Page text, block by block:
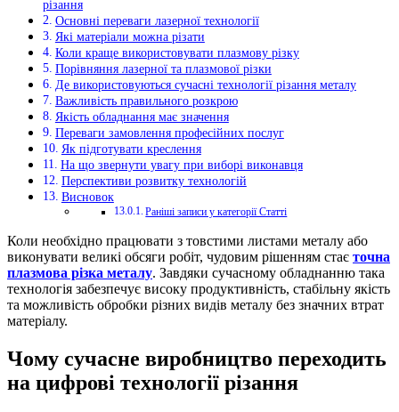
різання
Основні переваги лазерної технології
Які матеріали можна різати
Коли краще використовувати плазмову різку
Порівняння лазерної та плазмової різки
Де використовуються сучасні технології різання металу
Важливість правильного розкрою
Якість обладнання має значення
Переваги замовлення професійних послуг
Як підготувати креслення
На що звернути увагу при виборі виконавця
Перспективи розвитку технологій
Висновок
Раніші записи у категорії Статті
Коли необхідно працювати з товстими листами металу або
виконувати великі обсяги робіт, чудовим рішенням стає точна
плазмова різка металу. Завдяки сучасному обладнанню така
технологія забезпечує високу продуктивність, стабільну якість
та можливість обробки різних видів металу без значних втрат
матеріалу.
Чому сучасне виробництво переходить
на цифрові технології різання